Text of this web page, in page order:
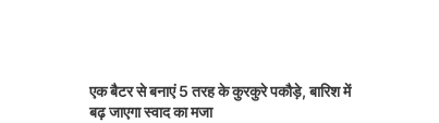
एक बैटर से बनाएं 5 तरह के कुरकुरे पकौड़े, बारिश में
बढ़ जाएगा स्वाद का मजा